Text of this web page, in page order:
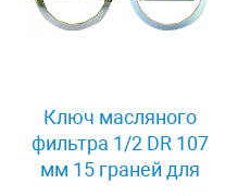
Ключ масляного
фильтра 1/2 DR 107
мм 15 граней для